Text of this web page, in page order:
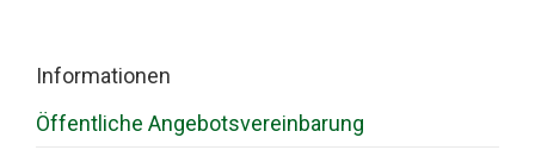
Informationen
Öffentliche Angebotsvereinbarung